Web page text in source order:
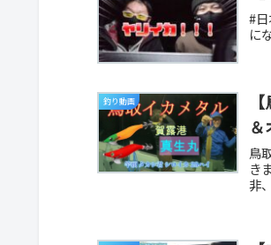
#
に
釣り動画
＆
鳥
き
非